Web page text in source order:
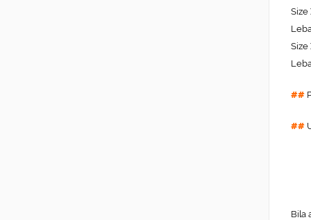
Size
Size
##
##
Bila